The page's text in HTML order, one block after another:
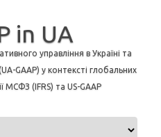
in UA
управління в Україні та
GAAP) у контексті глобальних
МСФЗ (IFRS) та US-GAAP